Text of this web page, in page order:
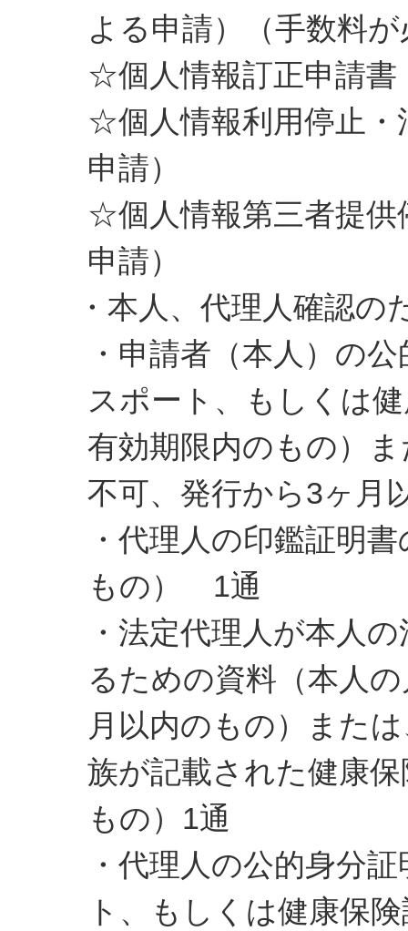
よる申請）（手数料
☆個人情報訂正申請書
☆個人情報利用停止・
申請）
☆個人情報第三者提供
申請）
・本人、代理人確認の
・申請者（本人）の
スポート、もしくは
有効期限内のもの）
不可、発行から3ヶ
・代理人の印鑑証明
もの） 1通
・法定代理人が本人
るための資料（本人
月以内のもの）また
族が記載された健康
もの）1通
・代理人の公的身分
ト、もしくは健康保